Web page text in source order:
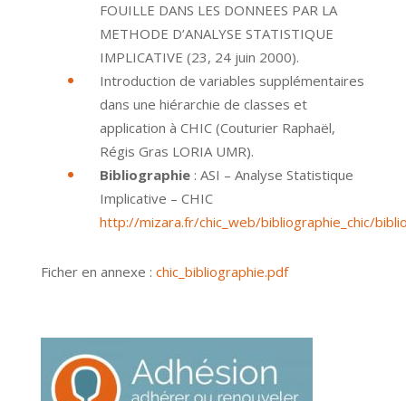
FOUILLE DANS LES DONNEES PAR LA
METHODE D’ANALYSE STATISTIQUE
IMPLICATIVE (23, 24 juin 2000).
Introduction de variables supplémentaires
dans une hiérarchie de classes et
application à CHIC (Couturier Raphaël,
Régis Gras LORIA UMR).
Bibliographie: ASI – Analyse Statistique
Implicative – CHIC
http://mizara.fr/chic_web/bibliographie_chic/
Ficher en annexe : chic_bibliographie.pdf